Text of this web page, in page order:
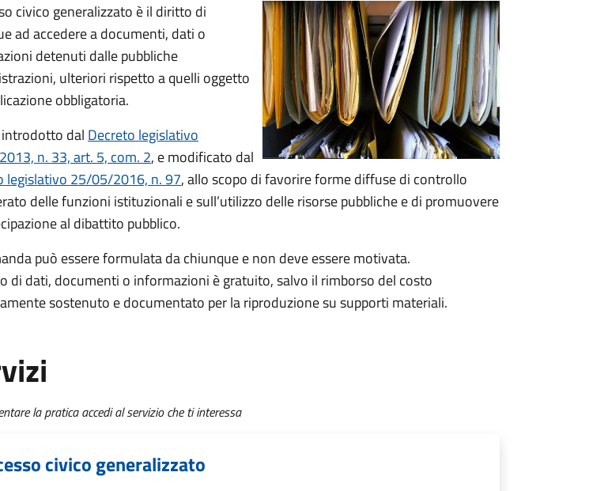
civico generalizzato è il diritto di
ad accedere a documenti, dati o
detenuti dalle pubbliche
ulteriori rispetto a quelli oggetto
obbligatoria.
dal Decreto legislativo
n. 33, art. 5, com. 2, e modificato dal
legislativo 25/05/2016, n. 97, allo scopo di favorire forme diffuse di controllo
delle funzioni istituzionali e sull’utilizzo delle risorse pubbliche e di promuovere
al dibattito pubblico.
può essere formulata da chiunque e non deve essere motivata.
di dati, documenti o informazioni è gratuito, salvo il rimborso del costo
sostenuto e documentato per la riproduzione su supporti materiali.
la pratica accedi al servizio che ti interessa
civico generalizzato